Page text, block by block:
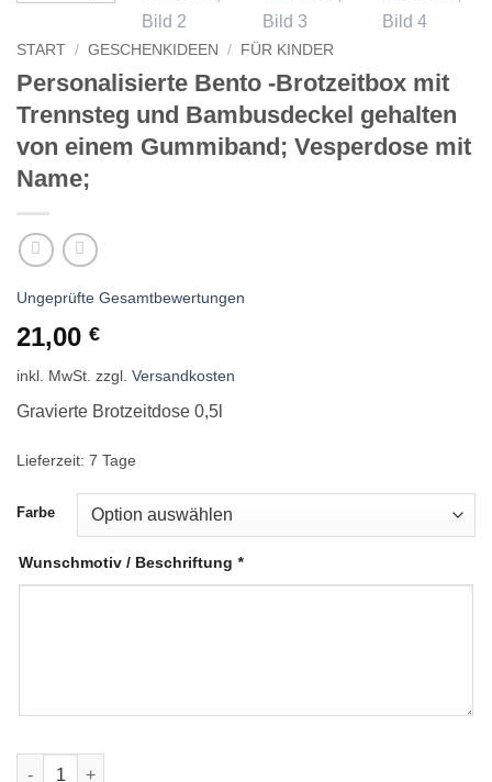
START / GESCHENKIDEEN / FÜR KINDER
Personalisierte Bento -Brotzeitbox mit
Trennsteg und Bambusdeckel gehalten
von einem Gummiband; Vesperdose mit
Name;
Ungeprüfte Gesamtbewertungen
21,00 €
inkl. MwSt. zzgl. Versandkosten
Gravierte Brotzeitdose 0,5l
Lieferzeit: 7 Tage
Farbe
Wunschmotiv / Beschriftung *
Personalisierte Bento -Brotzeitbox mit Trennsteg und